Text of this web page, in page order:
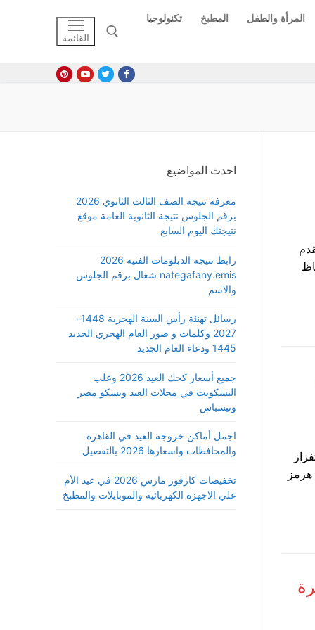
المرأة والطفل المطبخ
تكنولوجيا
القائمة
احدث المواضيع
معرفة نتيجة الصف الثالث الثانوي 2026
برقم الجلوس نتيجة الثانوية العامة موقع
نتيجتك اليوم السابع
رابط نتيجة الدبلومات الفنية 2026
nategafany.emis شغال برقم الجلوس
والاسم
رسائل تهنئة رأس السنة الهجرية 1448-
2027 وكلمات و صور العام الهجري الجديد
1445 ودعاء العام الجديد
جميع أسعار كحك العيد 2026 وعلب
البسكويت في محلات العبد وبسكو مصر
وتيسباس
اجمل أماكن خروجة العيد في القاهرة
والمحافظات واسعارها 2026 بالتفصيل
تخفيضات كارفور مارس 2026 في عيد الأم
علي الاجهزة الكهربائية والموبايلات والمطبخ